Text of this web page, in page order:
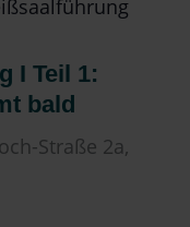
I Teil 1:
bald
Straße 2a,